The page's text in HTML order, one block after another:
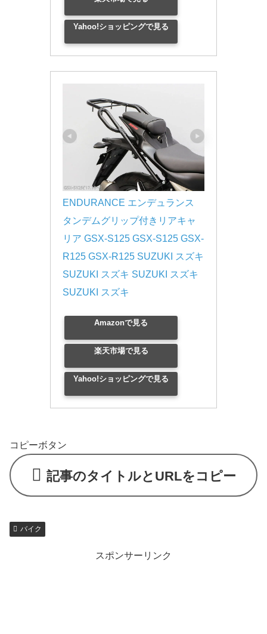
Yahoo!ショッピングで見る
ENDURANCE エンデュランス
タンデムグリップ付きリアキャ
リア GSX-S125 GSX-S125 GSX-
R125 GSX-R125 SUZUKI スズキ
SUZUKI スズキ SUZUKI スズキ
SUZUKI スズキ
Amazonで見る
楽天市場で見る
Yahoo!ショッピングで見る
コピーボタン
記事のタイトルとURLをコピー
バイク
スポンサーリンク